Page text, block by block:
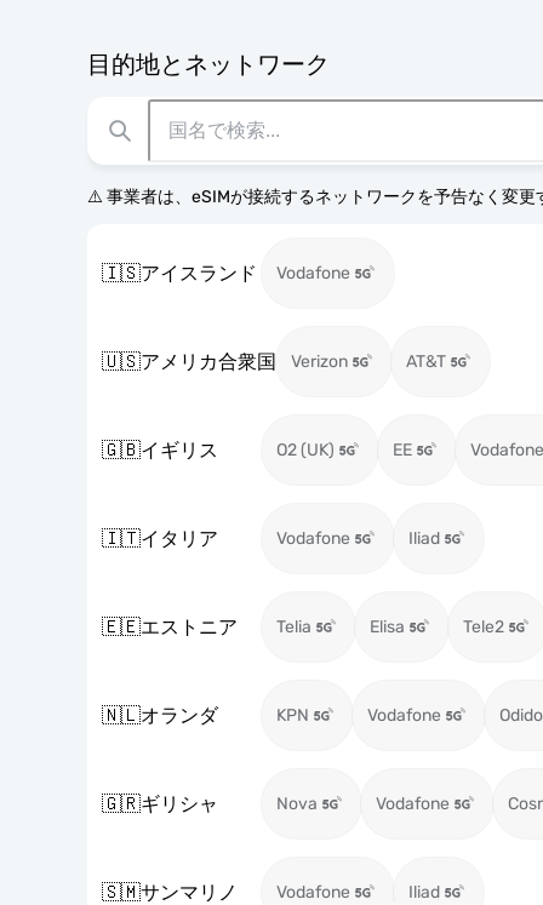
目的地とネットワーク
⚠️ 事業者は、eSIMが接続するネットワークを予告なく変更
🇮🇸アイスランド Vodafone
🇺🇸アメリカ合衆国 Verizon AT&T
🇬🇧イギリス O2 (UK) EE
🇮🇹イタリア Vodafone Iliad
🇪🇪エストニア Telia Elisa Tele2
🇳🇱オランダ KPN Vodafone Odido
🇬🇷ギリシャ Nova Vodafone
🇸🇲サンマリノ Vodafone Iliad